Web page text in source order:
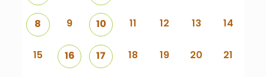
8 9 10 11 12 13 14
15 16 17 18 19 20 21